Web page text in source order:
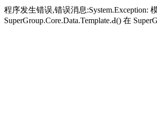
程序发生错误,错误消息
SuperGroup.Core.Data.Template.Ԁ() 在